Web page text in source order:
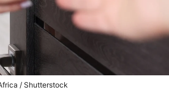
/ Shutterstock